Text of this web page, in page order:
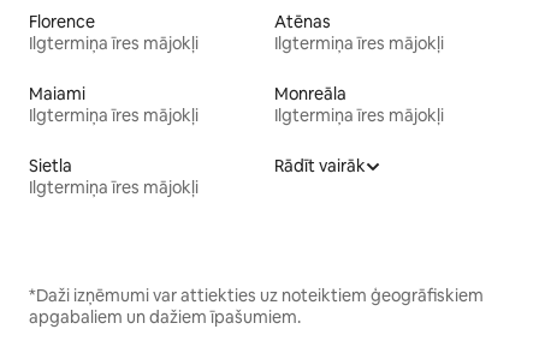
Florence
Ilgtermiņa īres mājokļi
Atēnas
Ilgtermiņa īres mājokļi
Maiami
Ilgtermiņa īres mājokļi
Monreāla
Ilgtermiņa īres mājokļi
Sietla
Ilgtermiņa īres mājokļi
Rādīt vairāk
*Daži izņēmumi var attiekties uz noteiktiem ģeogrāfiskiem
apgabaliem un dažiem īpašumiem.